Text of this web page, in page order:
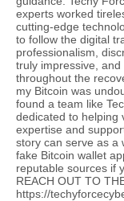
experts worked
cutting-edge
to follow the digital
professionalism,
truly impressive,
throughout the
my Bitcoin was
found a team like
dedicated to helping
expertise and
story can serve as a
fake Bitcoin wallet
reputable sources if
REACH OUT TO
https://